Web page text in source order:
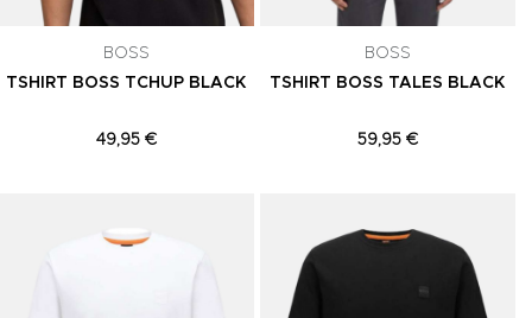
BOSS
TSHIRT BOSS TCHUP BLACK
49,95 €
BOSS
TSHIRT BOSS TALES BLACK
59,95 €